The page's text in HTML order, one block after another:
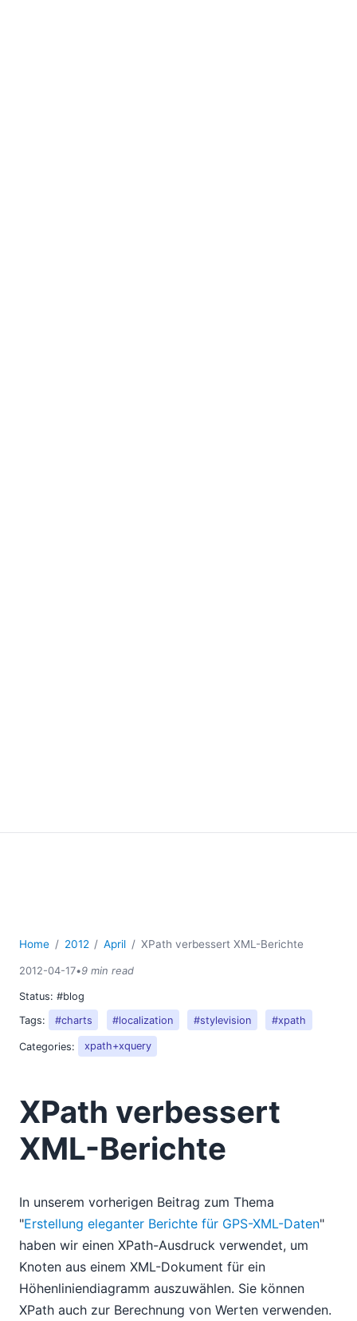
Home 2012 April XPath verbessert XML-Berichte
2012-04-17•9 min read
Status: #blog
Tags:
#charts #localization #stylevision #xpath
Categories: xpath+xquery
XPath verbessert
XML-Berichte
In unserem vorherigen Beitrag zum Thema
"Erstellung eleganter Berichte für GPS-XML-Daten"
haben wir einen XPath-Ausdruck verwendet, um
Knoten aus einem XML-Dokument für ein
Höhenliniendiagramm auszuwählen. Sie können
XPath auch zur Berechnung von Werten verwenden.